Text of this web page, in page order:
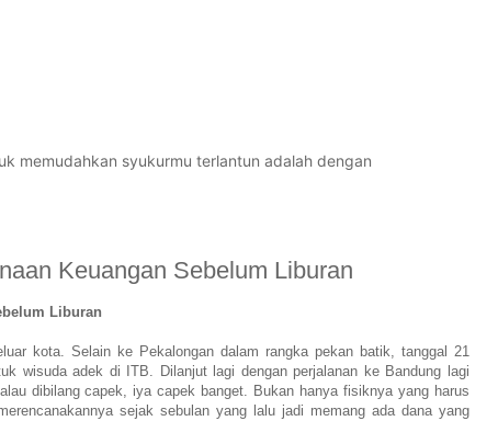
memudahkan syukurmu terlantun adalah dengan
Keuangan Sebelum Liburan
Liburan
kota. Selain ke Pekalongan dalam rangka pekan batik, tanggal 21
wisuda adek di ITB. Dilanjut lagi dengan perjalanan ke Bandung lagi
dibilang capek, iya capek banget. Bukan hanya fisiknya yang harus
sejak sebulan yang lalu jadi memang ada dana yang